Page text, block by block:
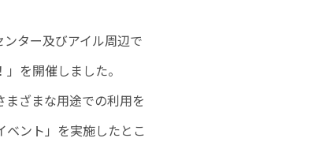
ター及びアイル周辺で
を開催しました。
ざまな用途での利用を
ント」を実施したとこ